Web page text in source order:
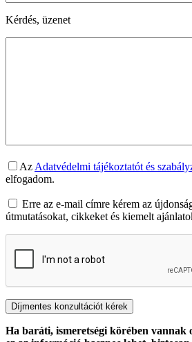
Kérdés, üzenet
Az Adatvédelmi tájékoztatót és
elfogadom.
Erre az e-mail címre kérem az
útmutatásokat, cikkeket és kiemelt
Ha baráti, ismeretségi körében vannak